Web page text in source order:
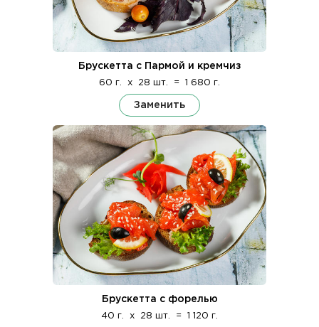
Брускетта с Пармой и кремчиз
60 г. x 28 шт. = 1 680 г.
Заменить
Брускетта с форелью
40 г. x 28 шт. = 1 120 г.